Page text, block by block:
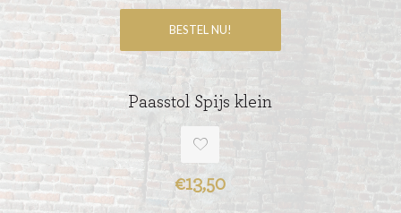
Paasstol Spijs klein
€13,50